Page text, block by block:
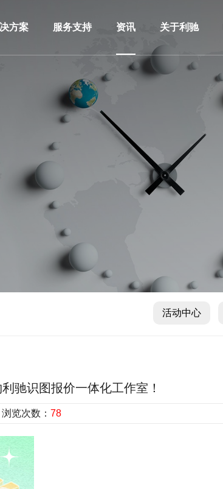
方案 服务支持 资讯 关于利驰
活动中心
驰识图报价一体化工作室！
览次数： 78